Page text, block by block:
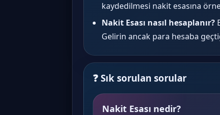
kaydedilmesi nakit esasına
Nakit Esası nasıl hesaplanır?
Gelirin ancak para hesaba
❓ Sık sorulan sorular
Nakit Esası nedir?